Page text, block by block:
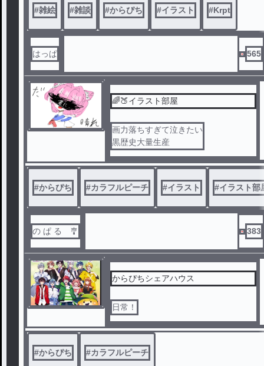
#雑絵 #雑談 #からぴち #イラスト #Krpt
はっぱ 565
🌈🍑イラスト部屋
画力落ちすぎて泣きたい
黒歴史大量生産
#からぴち #カラフルピーチ #イラスト #イラスト部
の ぱ る 🎐 383
からぴちシェアハウス
日常！
#からぴち #カラフルピーチ